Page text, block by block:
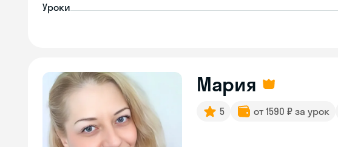
Уроки
Мария
5 от 1590 ₽ за урок